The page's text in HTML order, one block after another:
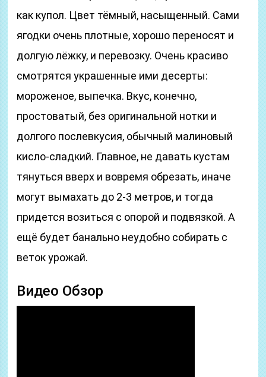
как купол. Цвет тёмный, насыщенный. Сами
ягодки очень плотные, хорошо переносят и
долгую лёжку, и перевозку. Очень красиво
смотрятся украшенные ими десерты:
мороженое, выпечка. Вкус, конечно,
простоватый, без оригинальной нотки и
долгого послевкусия, обычный малиновый
кисло-сладкий. Главное, не давать кустам
тянуться вверх и вовремя обрезать, иначе
могут вымахать до 2-3 метров, и тогда
придется возиться с опорой и подвязкой. А
ещё будет банально неудобно собирать с
веток урожай.
Видео Обзор